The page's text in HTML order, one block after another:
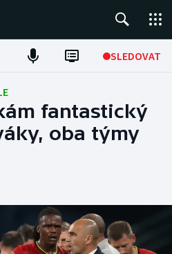
SLEDOVAT
fantastický
oba týmy